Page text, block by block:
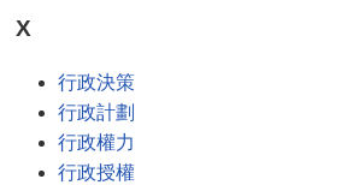
X
行政決策
行政計劃
行政權力
行政授權